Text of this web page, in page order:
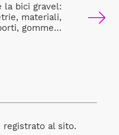
la bici gravel:
materiali,
gomme…
registrato al sito.